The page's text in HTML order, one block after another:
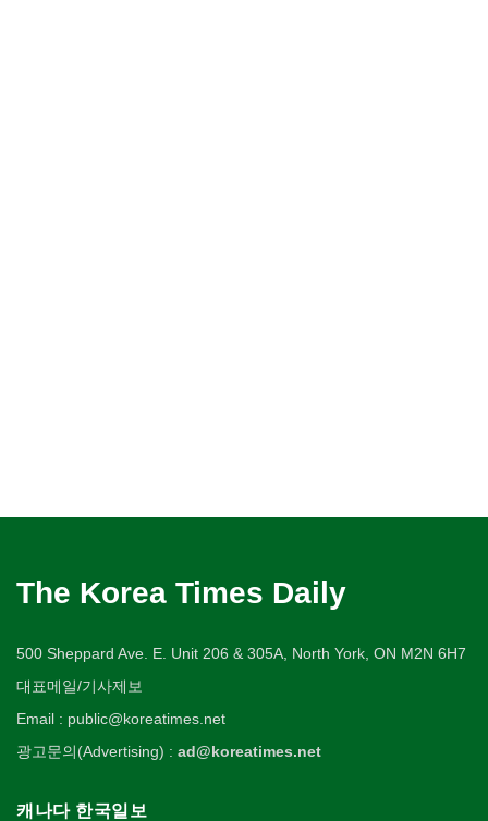
The Korea Times Daily
500 Sheppard Ave. E. Unit 206 & 305A, North York, ON M2N 6H7
대표메일/기사제보
Email : public@koreatimes.net
광고문의(Advertising) : ad@koreatimes.net
캐나다 한국일보